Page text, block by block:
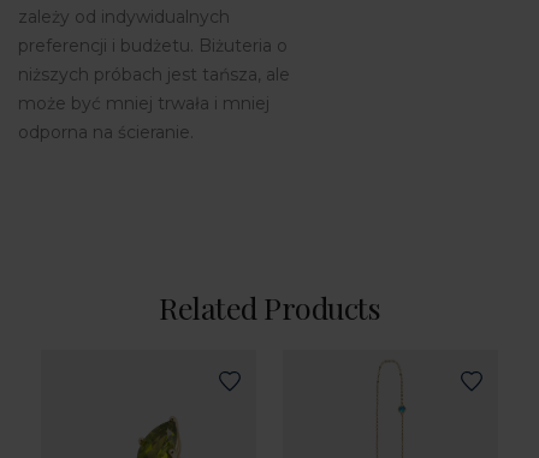
zależy od indywidualnych
preferencji i budżetu. Biżuteria o
niższych próbach jest tańsza, ale
może być mniej trwała i mniej
odporna na ścieranie.
Related Products